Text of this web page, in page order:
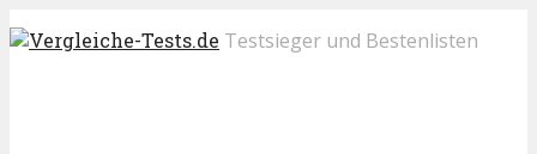
Testsieger und Bestenlisten